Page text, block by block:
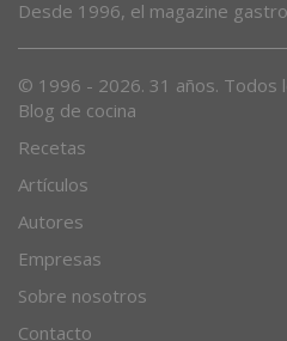
Desde 1996, el magazine
© 1996 - 2026. 31 años. Todos
Blog de cocina
Recetas
Artículos
Autores
Empresas
Sobre nosotros
Contacto